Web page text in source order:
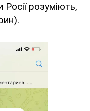
Росії розуміють,